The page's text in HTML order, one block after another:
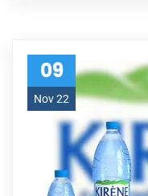
09
Nov 22